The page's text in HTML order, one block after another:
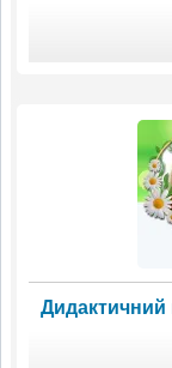
Дидактичний